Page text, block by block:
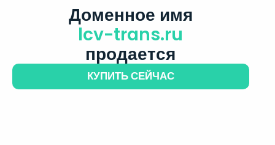
Доменное имя
lcv-trans.ru
продается
КУПИТЬ СЕЙЧАС